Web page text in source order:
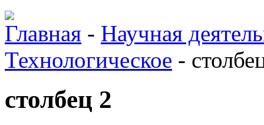
Главная - Научная
Технологическое -
столбец 2